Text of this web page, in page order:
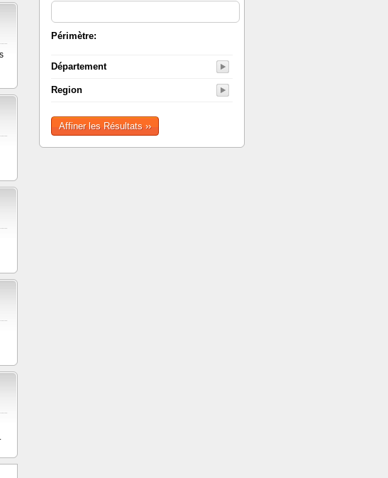
Périmètre:
Département
Region
Affiner les Résultats ››